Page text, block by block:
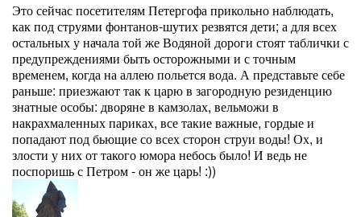
Это сейчас посетителям Петергофа прикольно наблюдать,
как под струями фонтанов-шутих резвятся дети; а для всех
остальных у начала той же Водяной дороги стоят таблички с
предупреждениями быть осторожными и с точным
временем, когда на аллею польется вода. А представьте себе
раньше: приезжают так к царю в загородную резиденцию
знатные особы: дворяне в камзолах, вельможи в
накрахмаленных париках, все такие важные, гордые и
попадают под бьющие со всех сторон струи воды! Ох, и
злости у них от такого юмора небось было! И ведь не
поспоришь с Петром - он же царь! :))